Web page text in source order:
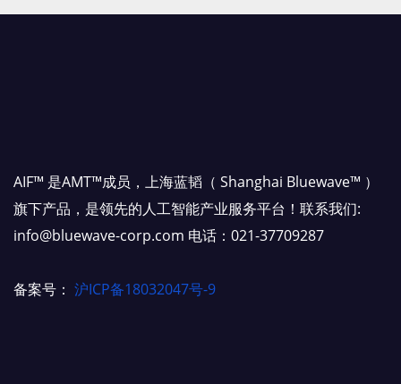
AIF™ 是AMT™成员，上海蓝韬（ Shanghai Bluewave™ ）
旗下产品，是领先的人工智能产业服务平台！联系我们:
info@bluewave-corp.com 电话：021-37709287
备案号： 沪ICP备18032047号-9